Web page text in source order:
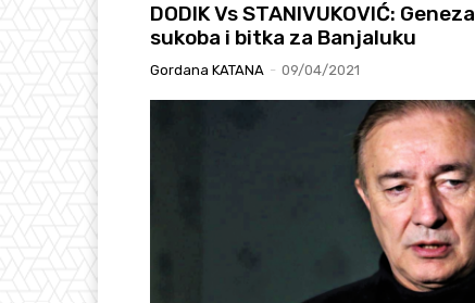
DODIK Vs STANIVUKOVIĆ: Geneza
sukoba i bitka za Banjaluku
Gordana KATANA - 09/04/2021